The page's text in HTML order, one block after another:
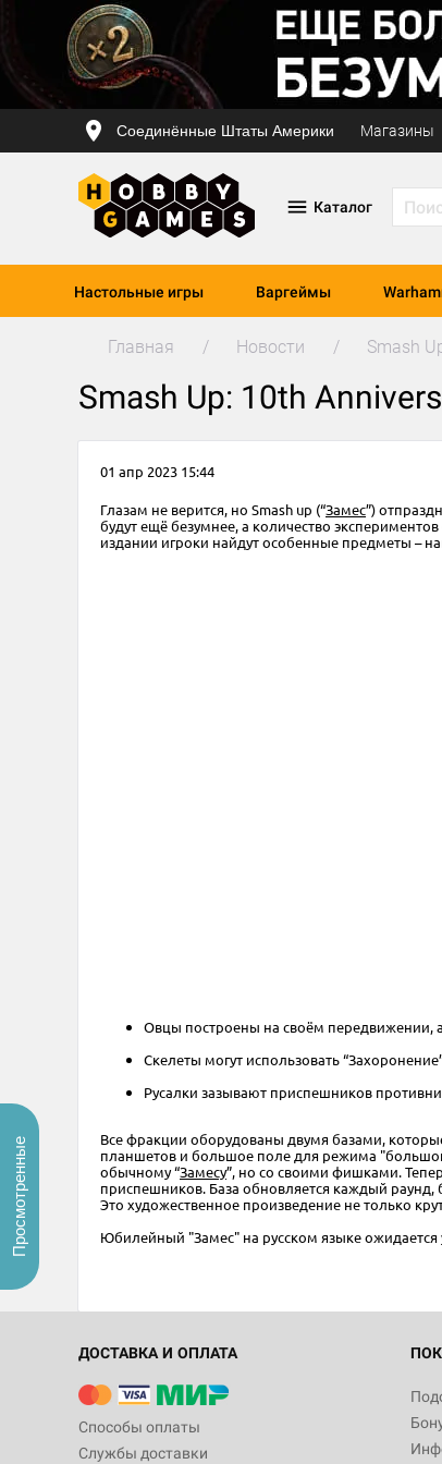
Соединённые Штаты Америки Магазины
Каталог
Настольные игры Варгеймы
Главная Новости Smash
Smash Up: 10th
01 апр 2023 15:44
Глазам не верится, но Smash up (“Замес”)
будут ещё безумнее, а количество
издании игроки найдут особенные предметы –
Овцы построены на своём передвижении,
Скелеты могут использовать
Русалки зазывают приспешников
Все фракции оборудованы двумя базами,
планшетов и большое поле для режима
обычному “Замесу”, но со своими фишками.
приспешников. База обновляется каждый
Это художественное произведение не только
Юбилейный "Замес" на русском языке ожидается
ДОСТАВКА И ОПЛАТА
Способы оплаты
Службы доставки
Просмотренные